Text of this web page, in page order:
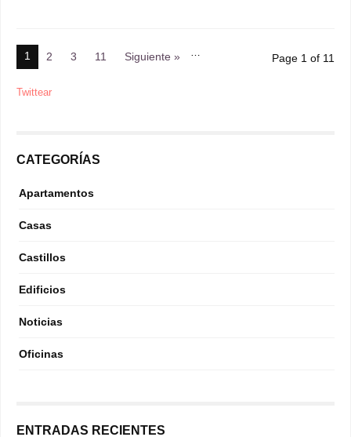
1 2 3 …
11 Siguiente » Page 1 of 11
Twittear
CATEGORÍAS
Apartamentos
Casas
Castillos
Edificios
Noticias
Oficinas
ENTRADAS RECIENTES